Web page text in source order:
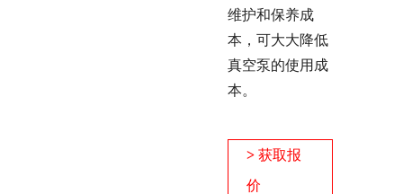
维护和保养成
本，可大大降低
真空泵的使用成
本。
> 获取报
价